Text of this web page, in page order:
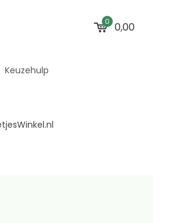
0 0,00
Keuzehulp